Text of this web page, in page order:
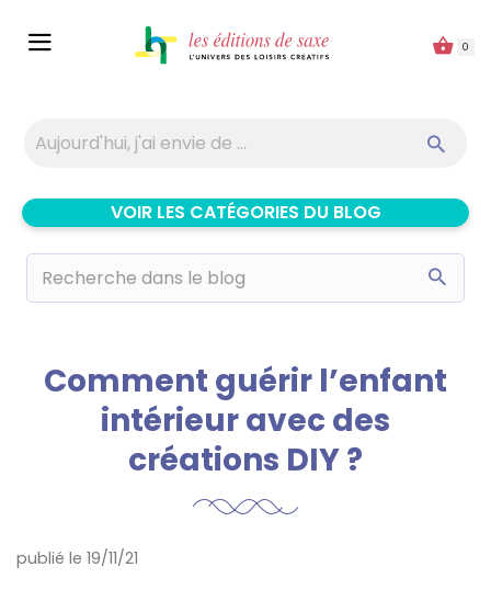
0
VOIR LES CATÉGORIES DU BLOG
Comment guérir l’enfant
intérieur avec des
créations DIY ?
publié le 19/11/21